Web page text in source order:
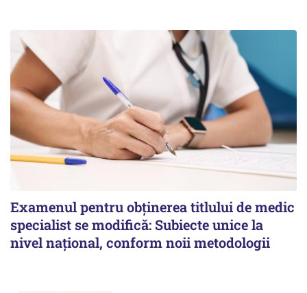
Examenul pentru obținerea titlului de medic
specialist se modifică: Subiecte unice la
nivel național, conform noii metodologii